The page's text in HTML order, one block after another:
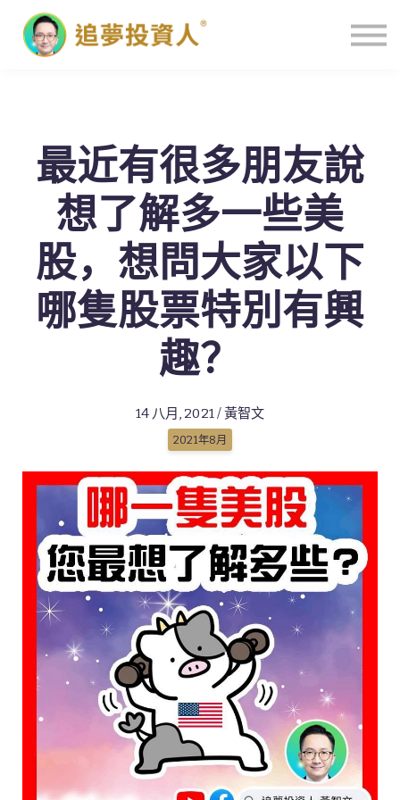
主頁
最近有很多朋友說
想了解多一些美
股，想問大家以下
哪隻股票特別有興
趣？
14 八月, 2021 / 黃智文
2021年8月